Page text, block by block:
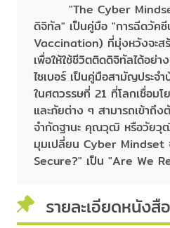
"The Cyber
ดิจิทัล" เป็นคู่มือ "การฉีดวัคซี
Vaccination) ที่มุ่งหวังจะส
เพื่อให้ใช้ชีวิตติดดิจิทัลได้อย่
ไซเบอร์ เป็นคู่มือสามัญประจำ
ในศตวรรษที่ 21 ที่โลกเชื่อมโ
และภัยต่าง ๆ สามารถเข้าถึง
จำกัดฐานะ คุณวุฒิ หรือวัยวุ
มุมเปลี่ยน Cyber Mindset
Secure?" เป็น "Are We
รายละเอียดหนังสือ